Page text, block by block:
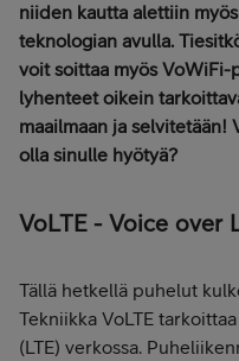
niiden kautta alettiin
teknologian avulla.
voit soittaa myös VoWiFi-
lyhenteet oikein
maailmaan ja selvitetään!
olla sinulle hyötyä?
VoLTE - Voice over
Tällä hetkellä puhelut
Tekniikka VoLTE
(LTE) verkossa.